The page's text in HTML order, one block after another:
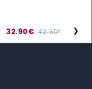
32.90€ 42.50* ❯